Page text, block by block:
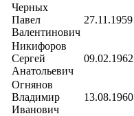
Черных
Павел
Валентинович
27.11.1959
Никифоров
Сергей
Анатольевич
09.02.1962
Огнянов
Владимир
Иванович
13.08.1960